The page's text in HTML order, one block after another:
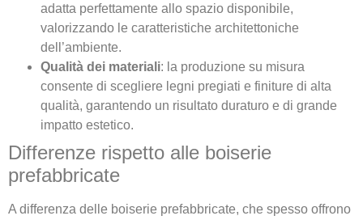
adatta perfettamente allo spazio disponibile,
valorizzando le caratteristiche architettoniche
dell’ambiente.
Qualità dei materiali: la produzione su misura
consente di scegliere legni pregiati e finiture di alta
qualità, garantendo un risultato duraturo e di grande
impatto estetico.
Differenze rispetto alle boiserie
prefabbricate
A differenza delle boiserie prefabbricate, che spesso offrono